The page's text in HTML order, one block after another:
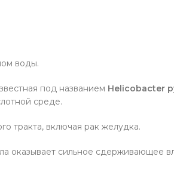
воды.
под названием Helicobacter
среде.
тракта, включая рак желудка.
оказывает сильное сдерживающее